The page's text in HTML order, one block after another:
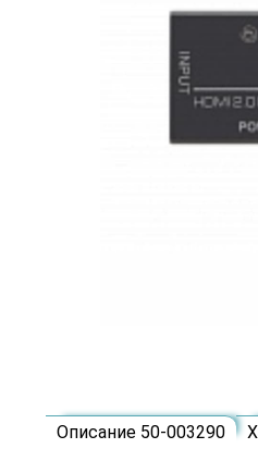
Описание 50-003290